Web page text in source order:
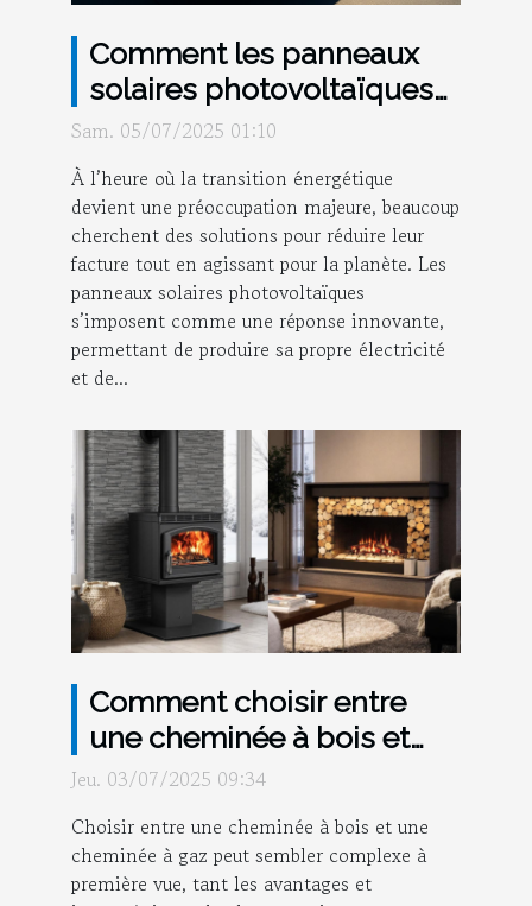
Comment les panneaux
solaires photovoltaïques
optimisent-ils votre
consommation d'énergie ?
Sam. 05/07/2025 01:10
À l’heure où la transition énergétique
devient une préoccupation majeure, beaucoup
cherchent des solutions pour réduire leur
facture tout en agissant pour la planète. Les
panneaux solaires photovoltaïques
s’imposent comme une réponse innovante,
permettant de produire sa propre électricité
et de...
Comment choisir entre
une cheminée à bois et
une cheminée à gaz ?
Jeu. 03/07/2025 09:34
Choisir entre une cheminée à bois et une
cheminée à gaz peut sembler complexe à
première vue, tant les avantages et